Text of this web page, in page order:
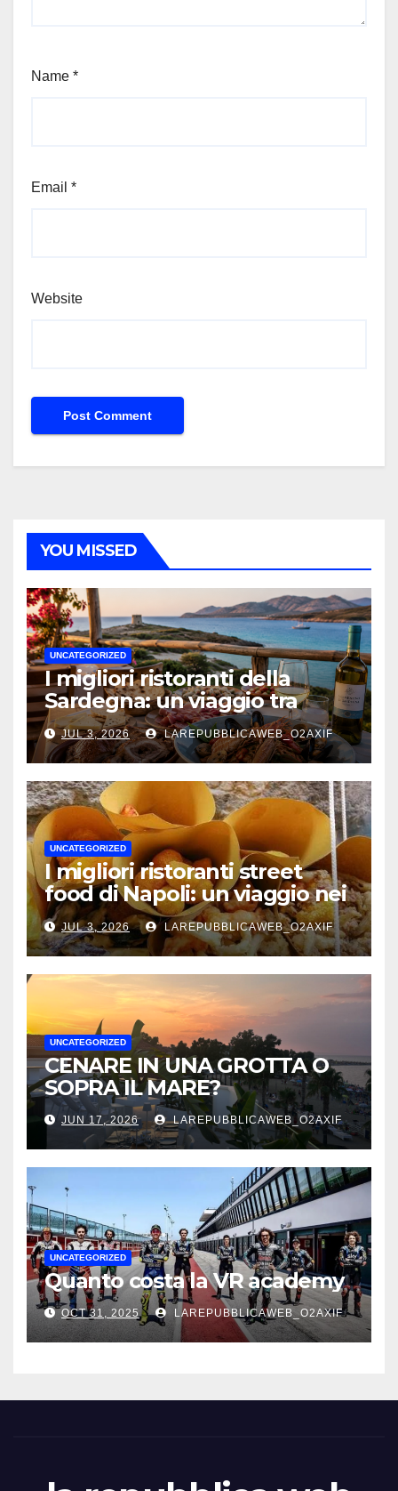
Name *
Email *
Website
YOU MISSED
UNCATEGORIZED
I migliori ristoranti della
Sardegna: un viaggio tra
mare, tradizione e sapori
autentici
JUL 3, 2026 LAREPUBBLICAWEB_O2AXIF
UNCATEGORIZED
I migliori ristoranti street
food di Napoli: un viaggio nei
sapori autentici della città
JUL 3, 2026 LAREPUBBLICAWEB_O2AXIF
UNCATEGORIZED
CENARE IN UNA GROTTA O
SOPRA IL MARE?
JUN 17, 2026 LAREPUBBLICAWEB_O2AXIF
UNCATEGORIZED
Quanto costa la VR academy
OCT 31, 2025 LAREPUBBLICAWEB_O2AXIF